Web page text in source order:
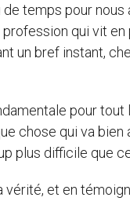
temps pour
qui vit
un bref instant,
pour
chose qui va bien
plus difficile que
et en